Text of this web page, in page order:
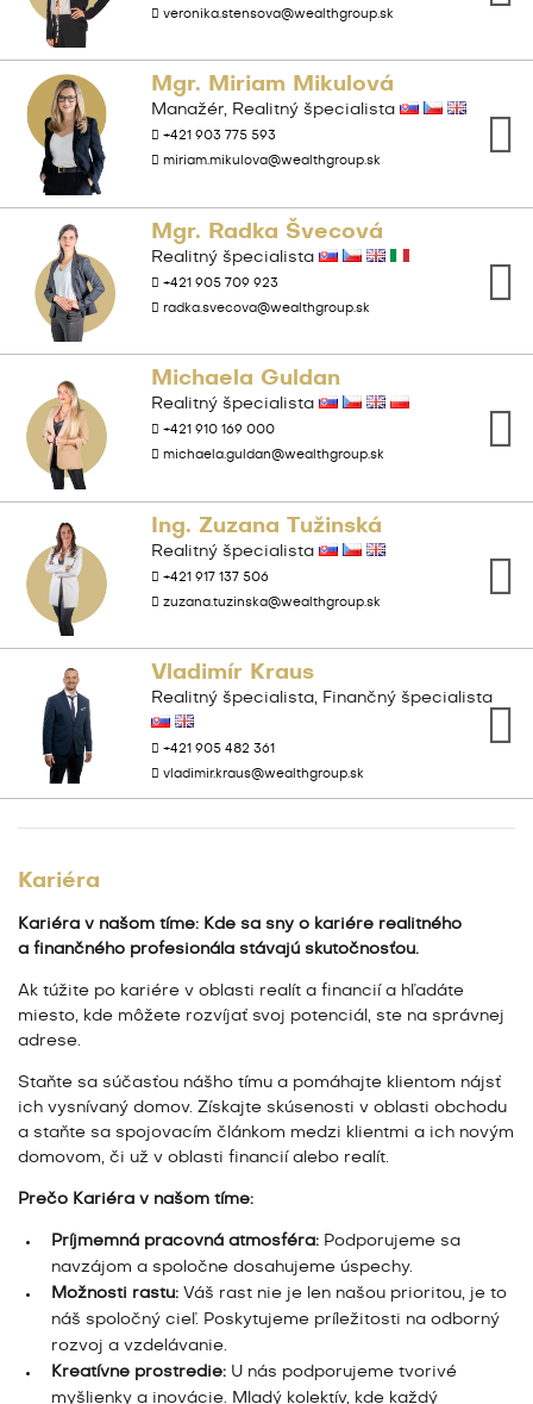
veronika.stensova@wealthgroup.sk
Mgr. Miriam Mikulová
Manažér, Realitný špecialista
+421 903 775 593
miriam.mikulova@wealthgroup.sk
Mgr. Radka Švecová
Realitný špecialista
+421 905 709 923
radka.svecova@wealthgroup.sk
Michaela Guldan
Realitný špecialista
+421 910 169 000
michaela.guldan@wealthgroup.sk
Ing. Zuzana Tužinská
Realitný špecialista
+421 917 137 506
zuzana.tuzinska@wealthgroup.sk
Vladimír Kraus
Realitný špecialista, Finančný špecialista
+421 905 482 361
vladimir.kraus@wealthgroup.sk
Kariéra
Kariéra v našom tíme: Kde sa sny o kariére realitného
a finančného profesionála stávajú skutočnosťou.
Ak túžite po kariére v oblasti realít a financií a hľadáte
miesto, kde môžete rozvíjať svoj potenciál, ste na správnej
adrese.
Staňte sa súčasťou nášho tímu a pomáhajte klientom nájsť
ich vysnívaný domov. Získajte skúsenosti v oblasti obchodu
a staňte sa spojovacím článkom medzi klientmi a ich novým
domovom, či už v oblasti financií alebo realít.
Prečo Kariéra v našom tíme:
Príjmemná pracovná atmosféra: Podporujeme sa
navzájom a spoločne dosahujeme úspechy.
Možnosti rastu: Váš rast nie je len našou prioritou, je to
náš spoločný cieľ. Poskytujeme príležitosti na odborný
rozvoj a vzdelávanie.
Kreatívne prostredie: U nás podporujeme tvorivé
myšlienky a inovácie. Mladý kolektív, kde každý